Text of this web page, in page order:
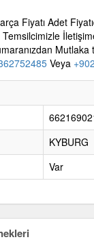
Fiyatı Adet
Mutlaka
Veya
KYBURG
Var